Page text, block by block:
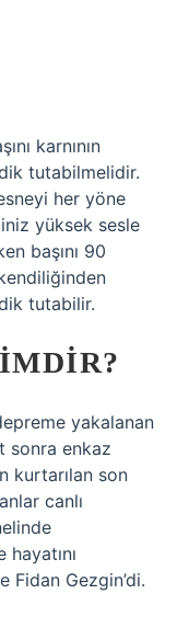
karnının
tutabilmelidir.
her yöne
yüksek sesle
başını 90
tutabilir.
yakalanan
sonra enkaz
kurtarılan son
canlı
Fidan Gezgin’di.